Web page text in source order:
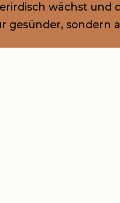
wächst
gesünder, sondern